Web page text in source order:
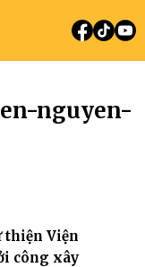
nguyen-
thiện Viện
công xây